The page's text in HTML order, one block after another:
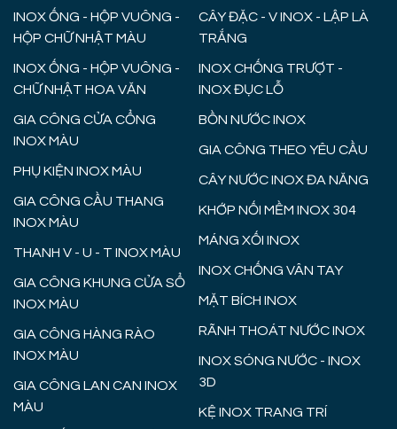
INOX ỐNG - HỘP VUÔNG -
HỘP CHỮ NHẬT MÀU
INOX ỐNG - HỘP VUÔNG -
CHỮ NHẬT HOA VĂN
GIA CÔNG CỬA CỔNG
INOX MÀU
PHỤ KIỆN INOX MÀU
GIA CÔNG CẦU THANG
INOX MÀU
THANH V - U - T INOX MÀU
GIA CÔNG KHUNG CỬA SỔ
INOX MÀU
GIA CÔNG HÀNG RÀO
INOX MÀU
GIA CÔNG LAN CAN INOX
MÀU
CÂY ĐẶC - V INOX - LẬP LÀ
TRẮNG
INOX CHỐNG TRƯỢT -
INOX ĐỤC LỖ
BỒN NƯỚC INOX
GIA CÔNG THEO YÊU CẦU
CÂY NƯỚC INOX ĐA NĂNG
KHỚP NỐI MỀM INOX 304
MÁNG XỐI INOX
INOX CHỐNG VÂN TAY
MẶT BÍCH INOX
RÃNH THOÁT NƯỚC INOX
INOX SÓNG NƯỚC - INOX
3D
KỆ INOX TRANG TRÍ